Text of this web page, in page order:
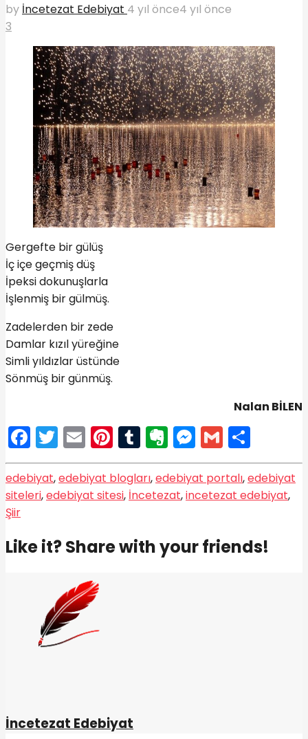
by İncetezat Edebiyat 4 yıl önce4 yıl önce
3
Gergefte bir gülüş
İç içe geçmiş düş
İpeksi dokunuşlarla
İşlenmiş bir gülmüş.
Zadelerden bir zede
Damlar kızıl yüreğine
Simli yıldızlar üstünde
Sönmüş bir günmüş.
Nalan BİLEN
Facebook
Twitter
EmailPinterest
Tumblr
EvernoteGmail
edebiyat,edebiyat blogları,edebiyat portalı,edebiyat
siteleri,edebiyat sitesi, İncetezat,incetezat edebiyat,
Şiir
Like it? Share with your friends!
İncetezat Edebiyat